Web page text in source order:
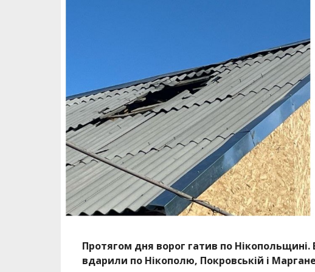
Протягом дня ворог гатив по
вдарили по Нікополю, Покровській і